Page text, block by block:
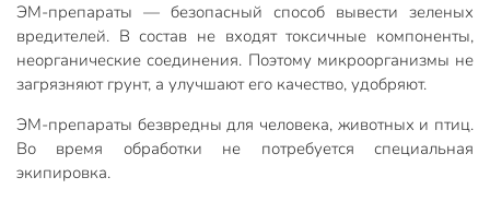
ЭМ-препараты — безопасный способ вывести зеленых
вредителей. В состав не входят токсичные компоненты,
неорганические соединения. Поэтому микроорганизмы не
загрязняют грунт, а улучшают его качество, удобряют.
ЭМ-препараты безвредны для человека, животных и птиц.
Во время обработки не потребуется специальная
экипировка.